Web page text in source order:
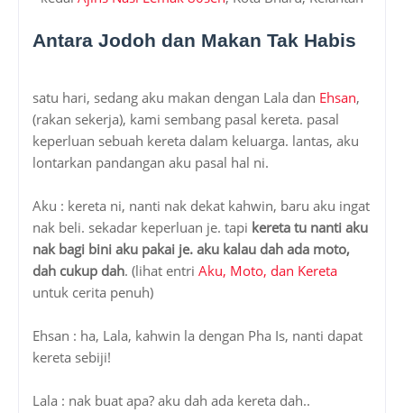
Antara Jodoh dan Makan Tak Habis
satu hari, sedang aku makan dengan Lala dan Ehsan,
(rakan sekerja), kami sembang pasal kereta. pasal
keperluan sebuah kereta dalam keluarga. lantas, aku
lontarkan pandangan aku pasal hal ni.
Aku : kereta ni, nanti nak dekat kahwin, baru aku ingat
nak beli. sekadar keperluan je. tapi kereta tu nanti aku
nak bagi bini aku pakai je. aku kalau dah ada moto,
dah cukup dah. (lihat entri Aku, Moto, dan Kereta
untuk cerita penuh)
Ehsan : ha, Lala, kahwin la dengan Pha Is, nanti dapat
kereta sebiji!
Lala : nak buat apa? aku dah ada kereta dah..